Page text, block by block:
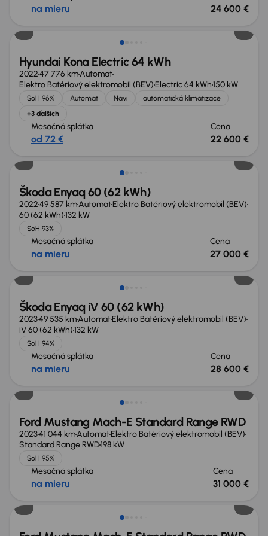
na mieru 24 600 €
Možnosť odpočtu DPH
Hyundai Kona Electric 64 kWh
202247 776 kmAutomat
Elektro Batériový elektromobil (BEV) Electric 64 kWh150 kW
SoH 96% Automat Navi
automatická klimatizace
+3 ďalších
Mesačná splátka
od 72 €
Cena
22 600 €
Možnosť odpočtu DPH
Škoda Enyaq 60 (62 kWh)
202249 587 kmAutomatElektro Batériový elektromobil (BEV)
60 (62 kWh)132 kW
SoH 93%
Mesačná splátka
na mieru
Cena
27 000 €
Možnosť odpočtu DPH
Škoda Enyaq iV 60 (62 kWh)
202349 535 kmAutomatElektro Batériový elektromobil (BEV)
iV 60 (62 kWh)132 kW
SoH 94%
Mesačná splátka
na mieru
Cena
28 600 €
Možnosť odpočtu DPH
Ford Mustang Mach-E Standard Range RWD
202341 044 kmAutomatElektro Batériový elektromobil (BEV)
Standard Range RWD198 kW
SoH 95%
Mesačná splátka
na mieru
Cena
31 000 €
Možnosť odpočtu DPH